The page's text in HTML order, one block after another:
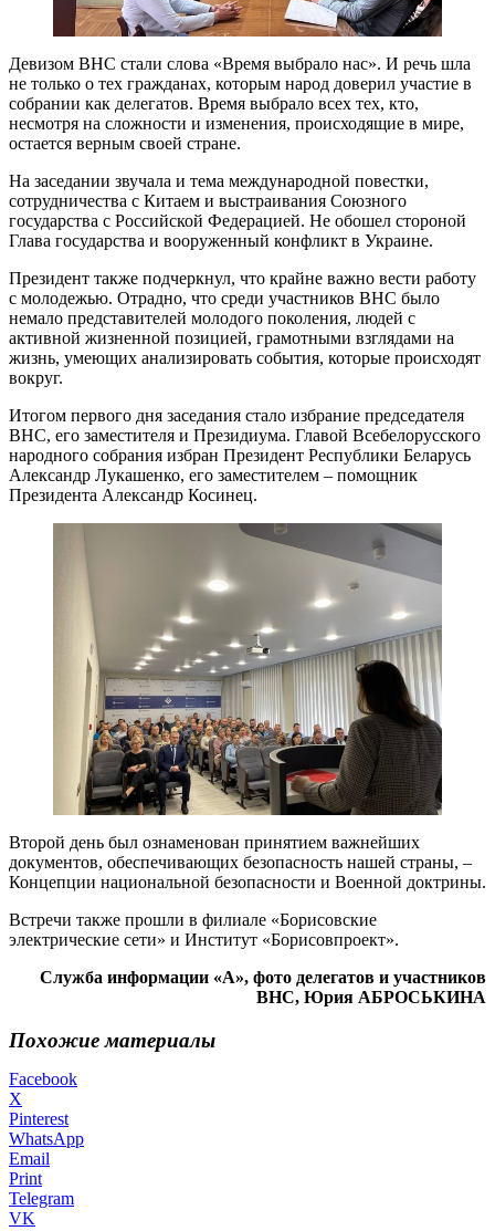
Девизом ВНС стали слова «Время выбрало нас». И речь шла
не только о тех гражданах, которым народ доверил участие в
собрании как делегатов. Время выбрало всех тех, кто,
несмотря на сложности и изменения, происходящие в мире,
остается верным своей стране.
На заседании звучала и тема международной повестки,
сотрудничества с Китаем и выстраивания Союзного
государства с Российской Федерацией. Не обошел стороной
Глава государства и вооруженный конфликт в Украине.
Президент также подчеркнул, что крайне важно вести работу
с молодежью. Отрадно, что среди участников ВНС было
немало представителей молодого поколения, людей с
активной жизненной позицией, грамотными взглядами на
жизнь, умеющих анализировать события, которые происходят
вокруг.
Итогом первого дня заседания стало избрание председателя
ВНС, его заместителя и Президиума. Главой Всебелорусского
народного собрания избран Президент Республики Беларусь
Александр Лукашенко, его заместителем – помощник
Президента Александр Косинец.
Второй день был ознаменован принятием важнейших
документов, обеспечивающих безопасность нашей страны, –
Концепции национальной безопасности и Военной доктрины.
Встречи также прошли в филиале «Борисовские
электрические сети» и Институт «Борисовпроект».
Служба информации «А», фото делегатов и участников
ВНС, Юрия АБРОСЬКИНА
Похожие материалы
Facebook
X
Pinterest
WhatsApp
Email
Print
Telegram
VK